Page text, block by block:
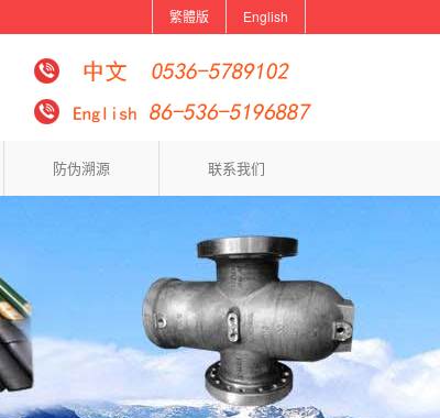
English
繁體版
防伪溯源 联系我们